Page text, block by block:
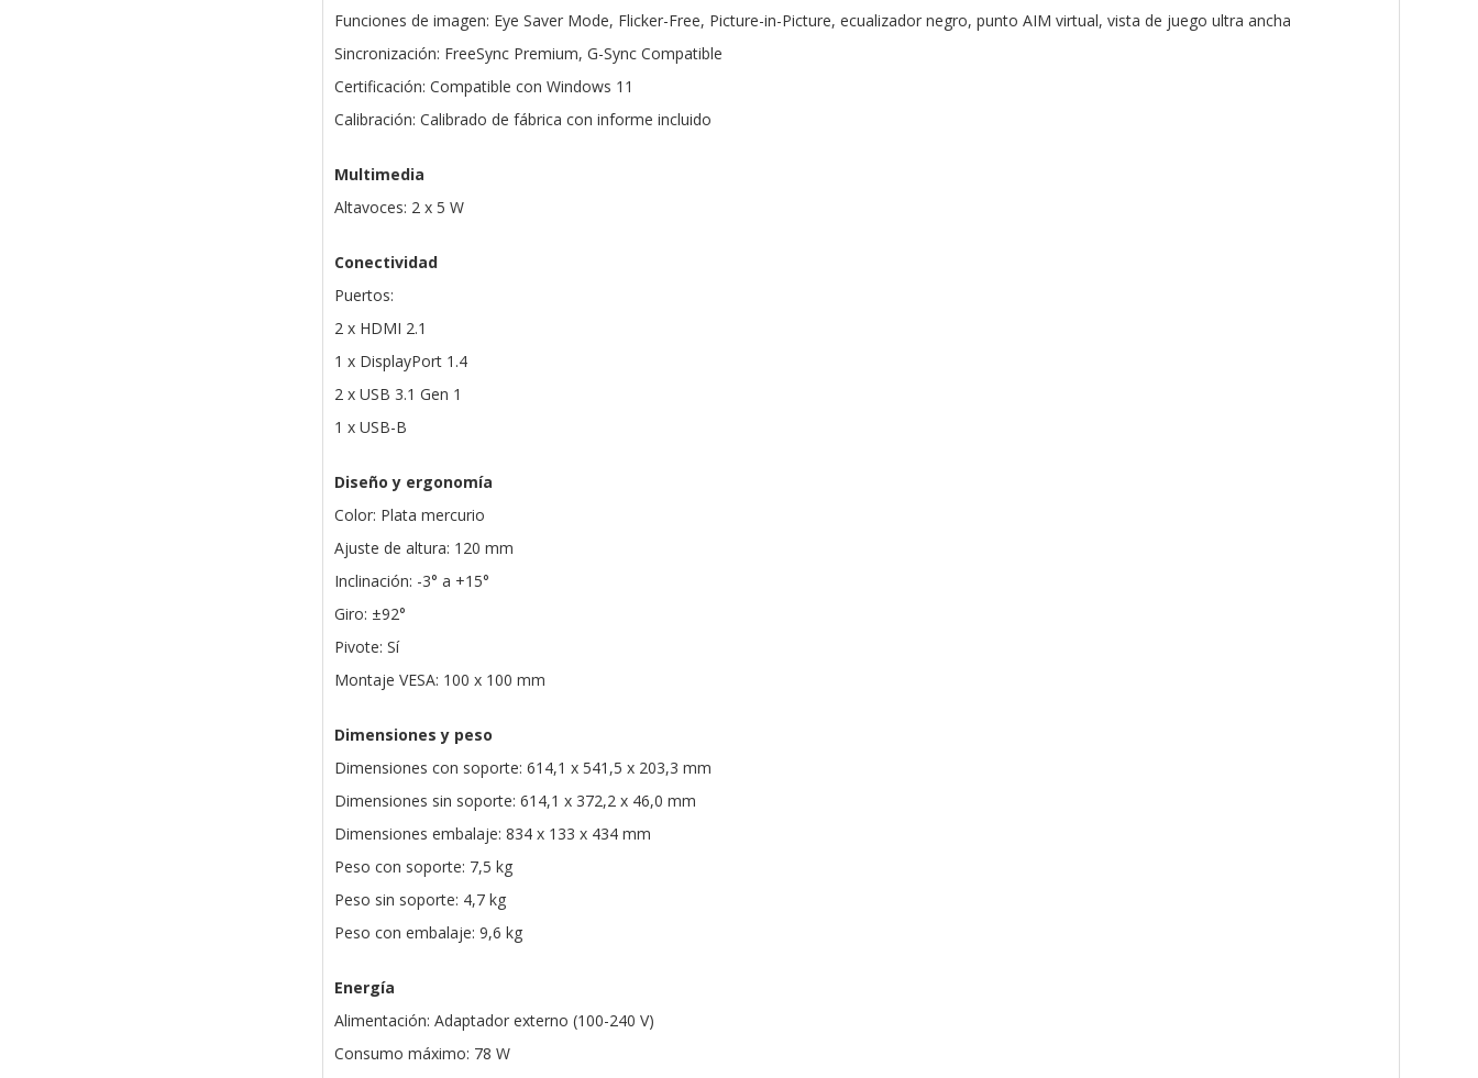
Funciones de imagen: Eye Saver Mode, Flicker-Free, Picture-in-Picture, ecualizador negro, punto AIM virtual, vista de juego ultra ancha
Sincronización: FreeSync Premium, G-Sync Compatible
Certificación: Compatible con Windows 11
Calibración: Calibrado de fábrica con informe incluido
Multimedia
Altavoces: 2 x 5 W
Conectividad
Puertos:
2 x HDMI 2.1
1 x DisplayPort 1.4
2 x USB 3.1 Gen 1
1 x USB-B
Diseño y ergonomía
Color: Plata mercurio
Ajuste de altura: 120 mm
Inclinación: -3° a +15°
Giro: ±92°
Pivote: Sí
Montaje VESA: 100 x 100 mm
Dimensiones y peso
Dimensiones con soporte: 614,1 x 541,5 x 203,3 mm
Dimensiones sin soporte: 614,1 x 372,2 x 46,0 mm
Dimensiones embalaje: 834 x 133 x 434 mm
Peso con soporte: 7,5 kg
Peso sin soporte: 4,7 kg
Peso con embalaje: 9,6 kg
Energía
Alimentación: Adaptador externo (100-240 V)
Consumo máximo: 78 W